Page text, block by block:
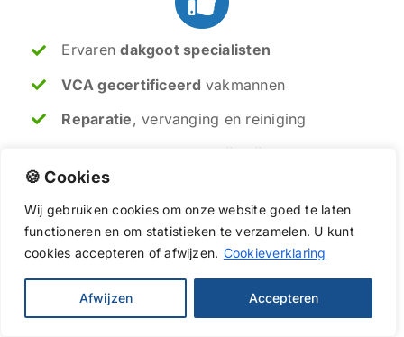
🍪 Cookies
Wij gebruikencookiesomonzewebsitegoedte laten
functionerenen om statistieken teverzamelen. U kunt
cookies accepteren of afwijzen. Cookieverklaring
Afwijzen Accepteren
Ervarendakgoot specialisten
VCA gecertificeerd vakmannen
Reparatie, vervanging en reiniging
Rijswijk
Soms is een kleine reparatie genoeg, soms
is vervanging van de dakgoten de beste
oplossing. Met meer dan 20 jaar ervaring
geven ik en mijn collega's u altijd een
eerlijk advies, zodat uw dakgoten weer
jarenlang meegaan.